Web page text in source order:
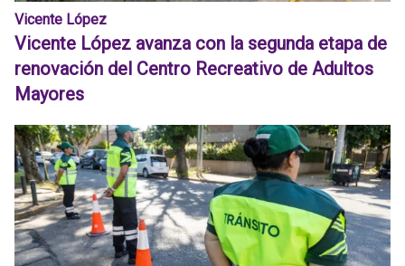
Vicente López
Vicente López avanza con la segunda etapa de
renovación del Centro Recreativo de Adultos
Mayores